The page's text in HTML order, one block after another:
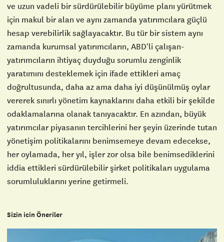
ve uzun vadeli bir sürdürülebilir büyüme planı yürütmek
için makul bir alan ve aynı zamanda yatırımcılara güçlü
hesap verebilirlik sağlayacaktır. Bu tür bir sistem aynı
zamanda kurumsal yatırımcıların, ABD'li çalışan-
yatırımcıların ihtiyaç duyduğu sorumlu zenginlik
yaratımını desteklemek için ifade ettikleri amaç
doğrultusunda, daha az ama daha iyi düşünülmüş oylar
vererek sınırlı yönetim kaynaklarını daha etkili bir şekilde
odaklamalarına olanak tanıyacaktır. En azından, büyük
yatırımcılar piyasanın tercihlerini her şeyin üzerinde tutan
yönetişim politikalarını benimsemeye devam edecekse,
her oylamada, her yıl, işler zor olsa bile benimsediklerini
iddia ettikleri sürdürülebilir şirket politikaları uygulama
sorumluluklarını yerine getirmeli.
Sizin icin Öneriler